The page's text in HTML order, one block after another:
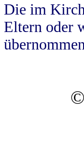
Die im
Eltern oder